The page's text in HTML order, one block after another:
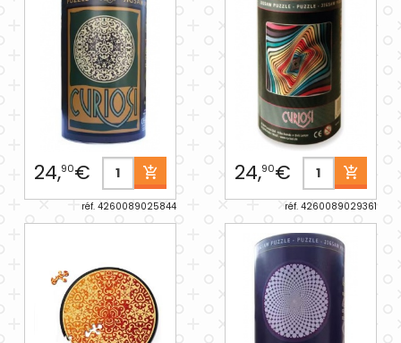
24,90€
réf. 4260089025844
24,90€
réf. 4260089029361